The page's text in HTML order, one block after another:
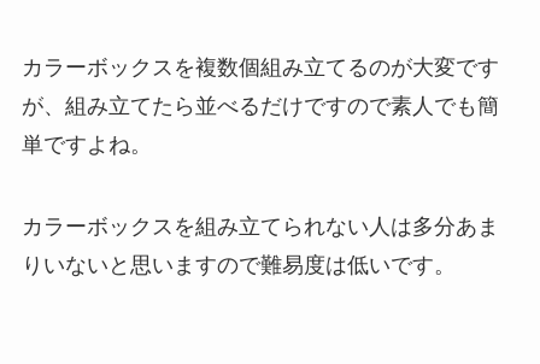
カラーボックスを複数個組み立てるのが大変です
が、組み立てたら並べるだけですので素人でも簡
単ですよね。
カラーボックスを組み立てられない人は多分あま
りいないと思いますので難易度は低いです。